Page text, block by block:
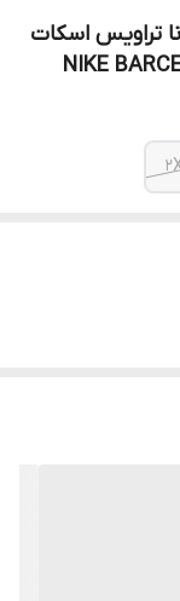
تراویس اسکات